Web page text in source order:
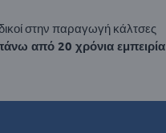
στην παραγωγή κάλτσες
από 20 χρόνια εμπειρία